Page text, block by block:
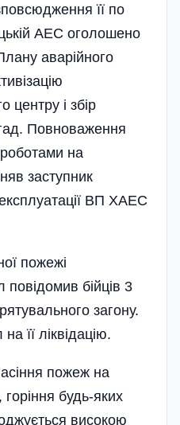
її по
АЕС оголошено
аварі­йного
центру і збір
Повноваження
на
заступник
ВП ХАЕС
пожежі
бійців 3
загону.
її ліквідацію.
пожеж на
будь-яких
високою